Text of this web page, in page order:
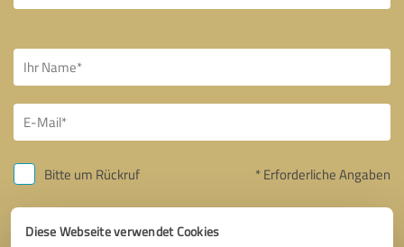
Diese Webseite verwendet Cookies
Bitte um Rückruf * Erforderliche Angaben
Nachricht senden